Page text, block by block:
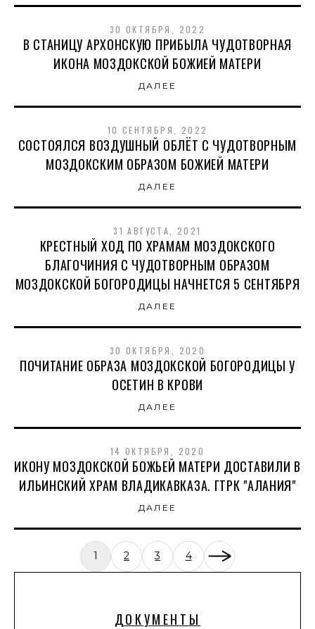
ДОКУМЕНТЫ
30 ОКТЯБРЯ, 2022
В СТАНИЦУ АРХОНСКУЮ ПРИБЫЛА ЧУДОТВОРНАЯ
ИКОНА МОЗДОКСКОЙ БОЖИЕЙ МАТЕРИ
ДАЛЕЕ
10 СЕНТЯБРЯ, 2022
СОСТОЯЛСЯ ВОЗДУШНЫЙ ОБЛЁТ С ЧУДОТВОРНЫМ
МОЗДОКСКИМ ОБРАЗОМ БОЖИЕЙ МАТЕРИ
ДАЛЕЕ
31 АВГУСТА, 2021
КРЕСТНЫЙ ХОД ПО ХРАМАМ МОЗДОКСКОГО
БЛАГОЧИНИЯ С ЧУДОТВОРНЫМ ОБРАЗОМ
МОЗДОКСКОЙ БОГОРОДИЦЫ НАЧНЕТСЯ 5 СЕНТЯБРЯ
ДАЛЕЕ
30 ОКТЯБРЯ, 2020
ПОЧИТАНИЕ ОБРАЗА МОЗДОКСКОЙ БОГОРОДИЦЫ У
ОСЕТИН В КРОВИ
ДАЛЕЕ
14 ОКТЯБРЯ, 2020
ИКОНУ МОЗДОКСКОЙ БОЖЬЕЙ МАТЕРИ ДОСТАВИЛИ В
ИЛЬИНСКИЙ ХРАМ ВЛАДИКАВКАЗА. ГТРК "АЛАНИЯ"
ДАЛЕЕ
1 2 3 4